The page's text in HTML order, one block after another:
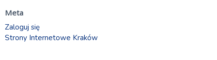
Meta
Zaloguj się
Strony Internetowe Kraków